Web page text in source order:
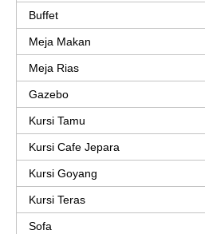
Buffet
Meja Makan
Meja Rias
Gazebo
Kursi Tamu
Kursi Cafe Jepara
Kursi Goyang
Kursi Teras
Sofa